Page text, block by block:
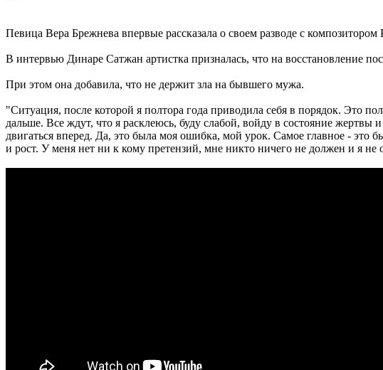
Певица Вера Брежнева впервые рассказала о своем разводе с
В интервью Динаре Сатжан артистка призналась, что на восстановление
При этом она добавила, что не держит зла на бывшего мужа.
"Ситуация, после которой я полтора года приводила себя в порядок. Это
дальше. Все ждут, что я расклеюсь, буду слабой, войду в состояние
двигаться вперед. Да, это была моя ошибка, мой урок. Самое главное - это
и рост. У меня нет ни к кому претензий, мне никто ничего не должен и я не